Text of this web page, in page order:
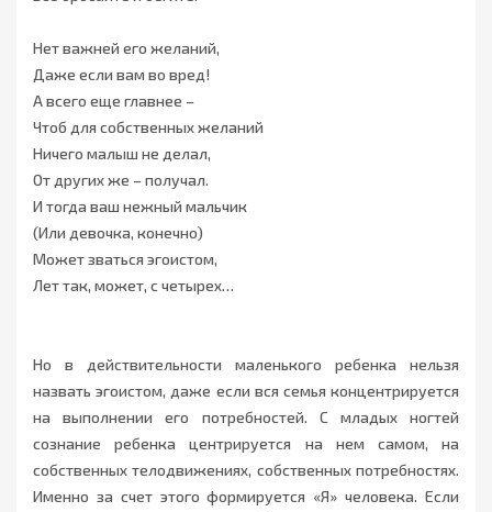
Нет важней его желаний,
Даже если вам во вред!
А всего еще главнее –
Чтоб для собственных желаний
Ничего малыш не делал,
От других же – получал.
И тогда ваш нежный мальчик
(Или девочка, конечно)
Может зваться эгоистом,
Лет так, может, с четырех…
Но в действительности маленького ребенка нельзя
назвать эгоистом, даже если вся семья концентрируется
на выполнении его потребностей. С младых ногтей
сознание ребенка центрируется на нем самом, на
собственных телодвижениях, собственных потребностях.
Именно за счет этого формируется «Я» человека. Если